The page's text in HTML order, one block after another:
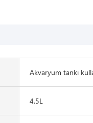
Akvaryum tankı
4.5L